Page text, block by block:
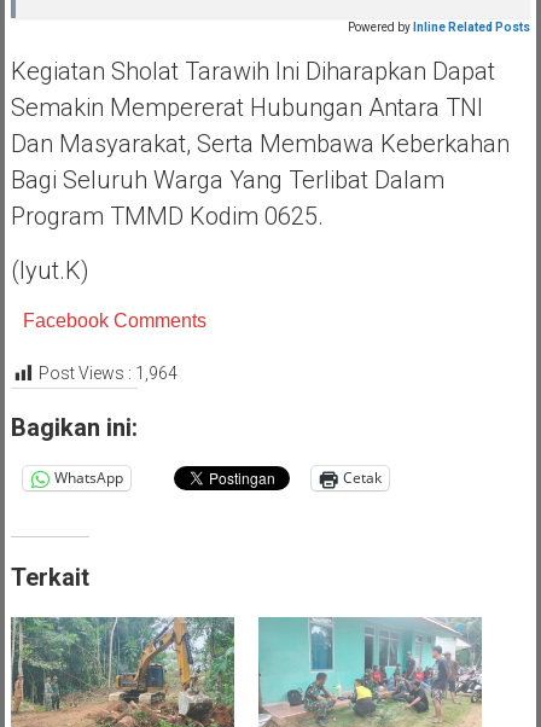
Powered by Inline Related Posts
Kegiatan Sholat Tarawih Ini Diharapkan Dapat
Semakin Mempererat Hubungan Antara TNI
Dan Masyarakat, Serta Membawa Keberkahan
Bagi Seluruh Warga Yang Terlibat Dalam
Program TMMD Kodim 0625.
(iyut.k)
Facebook Comments
Post Views : 1,964
Bagikan ini:
WhatsApp Cetak
Terkait